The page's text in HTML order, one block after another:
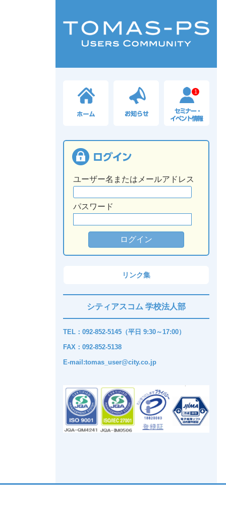
1
ユーザー名またはメールアドレス
パスワード
リンク集
シティアスコム 学校法人部
TEL：092-852-5145（平日 9:30～17:00）
FAX：092-852-5138
E-mail:tomas_user@city.co.jp